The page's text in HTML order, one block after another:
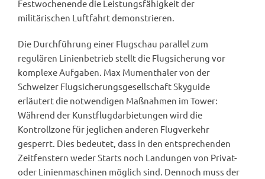
Festwochenende die Leistungsfähigkeit der
militärischen Luftfahrt demonstrieren.
Die Durchführung einer Flugschau parallel zum
regulären Linienbetrieb stellt die Flugsicherung vor
komplexe Aufgaben. Max Mumenthaler von der
Schweizer Flugsicherungsgesellschaft Skyguide
erläutert die notwendigen Maßnahmen im Tower:
Während der Kunstflugdarbietungen wird die
Kontrollzone für jeglichen anderen Flugverkehr
gesperrt. Dies bedeutet, dass in den entsprechenden
Zeitfenstern weder Starts noch Landungen von Privat-
oder Linienmaschinen möglich sind. Dennoch muss der